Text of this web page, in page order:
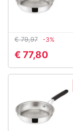
€ 79,97 -3%
€ 77,80